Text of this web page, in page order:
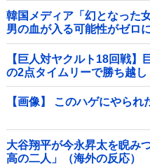
韓国メディア「幻となった
男の血が入る可能性がゼロ
【巨人対ヤクルト18回戦
の2点タイムリーで勝ち越
【画像】 このハゲにやら
大谷翔平が今永昇太を睨み
高の二人」（海外の反応）